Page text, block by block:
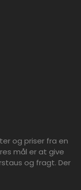
og priser fra en
mål er at give
og fragt. Der